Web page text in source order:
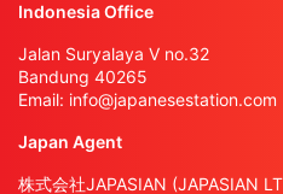
Indonesia Office
Jalan Suryalaya V no.32
Bandung 40265
Email: info@japanesestation.com
Japan Agent
株式会社JAPASIAN (JAPASIAN